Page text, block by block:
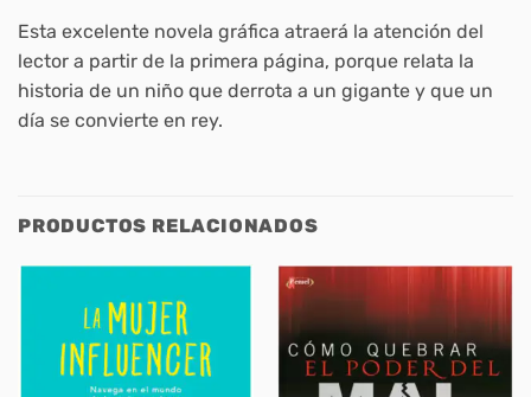
Esta excelente novela gráfica atraerá la atención del
lector a partir de la primera página, porque relata la
historia de un niño que derrota a un gigante y que un
día se convierte en rey.
PRODUCTOS RELACIONADOS